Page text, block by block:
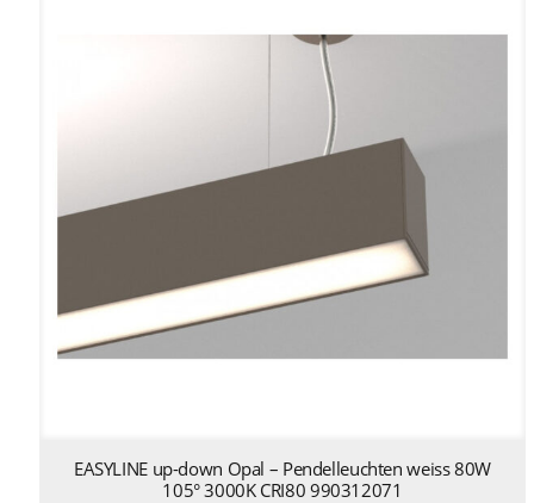
EASYLINE up-down Opal – Pendelleuchten weiss 80W
105° 3000K CRI80 990312071